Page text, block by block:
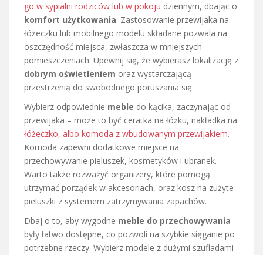
go w sypialni rodziców lub w pokoju dziennym, dbając o
komfort użytkowania. Zastosowanie przewijaka na
łóżeczku lub mobilnego modelu składane pozwala na
oszczędność miejsca, zwłaszcza w mniejszych
pomieszczeniach. Upewnij się, że wybierasz lokalizację z
dobrym oświetleniem oraz wystarczającą
przestrzenią do swobodnego poruszania się.
Wybierz odpowiednie meble do kącika, zaczynając od
przewijaka – może to być ceratka na łóżku, nakładka na
łóżeczko, albo komoda z wbudowanym przewijakiem.
Komoda zapewni dodatkowe miejsce na
przechowywanie pieluszek, kosmetyków i ubranek.
Warto także rozważyć organizery, które pomogą
utrzymać porządek w akcesoriach, oraz kosz na zużyte
pieluszki z systemem zatrzymywania zapachów.
Dbaj o to, aby wygodne meble do przechowywania
były łatwo dostępne, co pozwoli na szybkie sięganie po
potrzebne rzeczy. Wybierz modele z dużymi szufladami